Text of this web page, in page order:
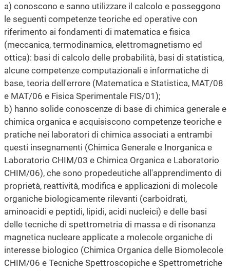
a) conoscono e sanno utilizzare il calcolo e posseggono
le seguenti competenze teoriche ed operative con
riferimento ai fondamenti di matematica e fisica
(meccanica, termodinamica, elettromagnetismo ed
ottica): basi di calcolo delle probabilità, basi di statistica,
alcune competenze computazionali e informatiche di
base, teoria dell'errore (Matematica e Statistica, MAT/08
e MAT/06 e Fisica Sperimentale FIS/01);
b) hanno solide conoscenze di base di chimica generale e
chimica organica e acquisiscono competenze teoriche e
pratiche nei laboratori di chimica associati a entrambi
questi insegnamenti (Chimica Generale e Inorganica e
Laboratorio CHIM/03 e Chimica Organica e Laboratorio
CHIM/06), che sono propedeutiche all'apprendimento di
proprietà, reattività, modifica e applicazioni di molecole
organiche biologicamente rilevanti (carboidrati,
aminoacidi e peptidi, lipidi, acidi nucleici) e delle basi
delle tecniche di spettrometria di massa e di risonanza
magnetica nucleare applicate a molecole organiche di
interesse biologico (Chimica Organica delle Biomolecole
CHIM/06 e Tecniche Spettroscopiche e Spettrometriche